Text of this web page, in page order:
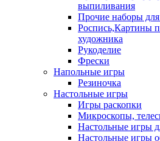
выпиливания
Прочие наборы для
Роспись,Картины
художника
Рукоделие
Фрески
Напольные игры
Резиночка
Настольные игры
Игры раскопки
Микроскопы,
Настольные игры
Настольные игры